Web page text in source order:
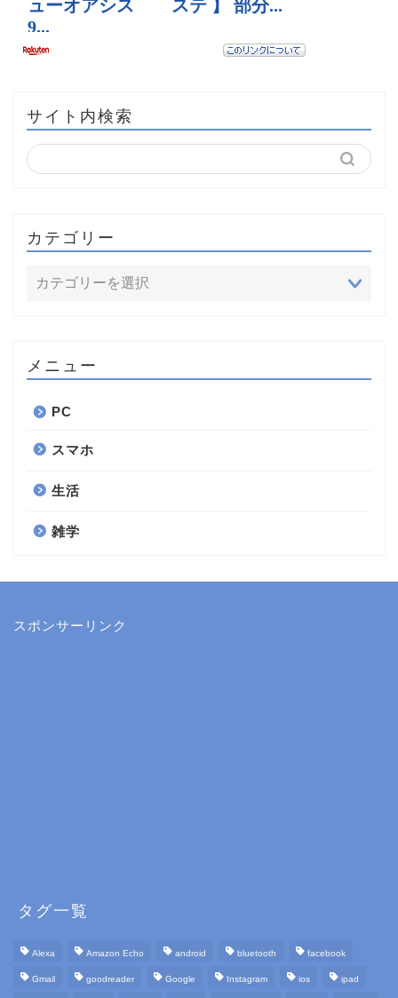
サイト内検索
カテゴリー
メニュー
PC
スマホ
生活
雑学
スポンサーリンク
タグ一覧
Alexa Amazon Echo android bluetooth facebook
Gmail goodreader Google Instagram ios ipad